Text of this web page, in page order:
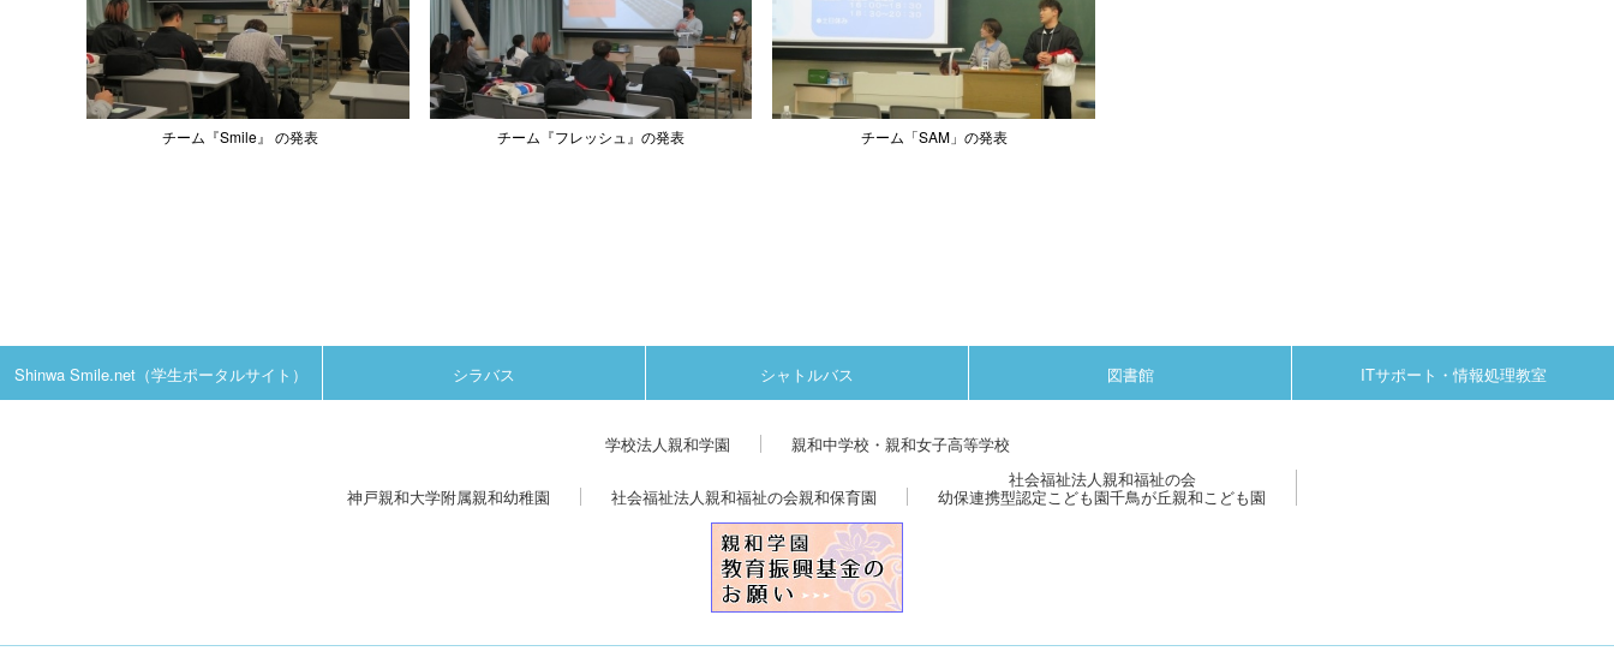
チーム『Smile』 の発表 チーム『フレッシュ』の発表 チーム「SAM」の発表
Shinwa Smile.net（学生ポータルサイト） シラバス シャトルバス 図書館 ITサポート・情報処理教室
学校法人親和学園 親和中学校・親和女子高等学校
神戸親和大学附属親和幼稚園 社会福祉法人親和福祉の会親和保育園
社会福祉法人親和福祉の会
幼保連携型認定こども園千鳥が丘親和こども園